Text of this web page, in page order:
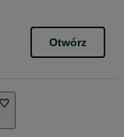
Otwórz